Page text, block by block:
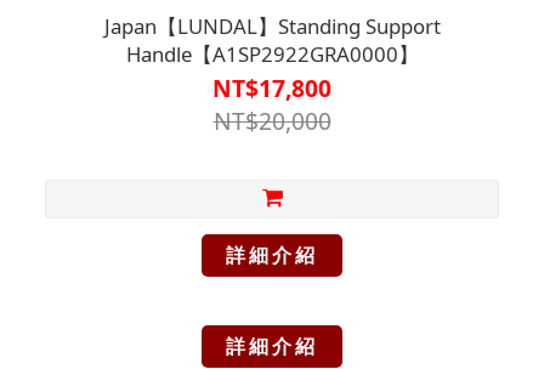
Japan【LUNDAL】Standing Support
Handle【A1SP2922GRA0000】
NT$17,800
NT$20,000
詳細介紹
詳細介紹